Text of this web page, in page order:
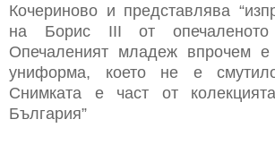
Кочериново и представлява
на Борис III от опечаленото
Опечаленият младеж впрочем е
униформа, което не е смутило
Снимката е част от
България”